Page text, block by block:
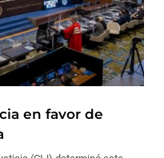
en favor de